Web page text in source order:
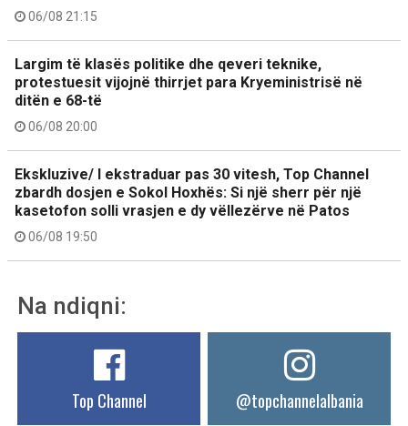
06/08 21:15
Largim të klasës politike dhe qeveri teknike,
protestuesit vijojnë thirrjet para Kryeministrisë në
ditën e 68-të
06/08 20:00
Ekskluzive/ I ekstraduar pas 30 vitesh, Top Channel
zbardh dosjen e Sokol Hoxhës: Si një sherr për një
kasetofon solli vrasjen e dy vëllezërve në Patos
06/08 19:50
Na ndiqni:
Top Channel @topchannelalbania